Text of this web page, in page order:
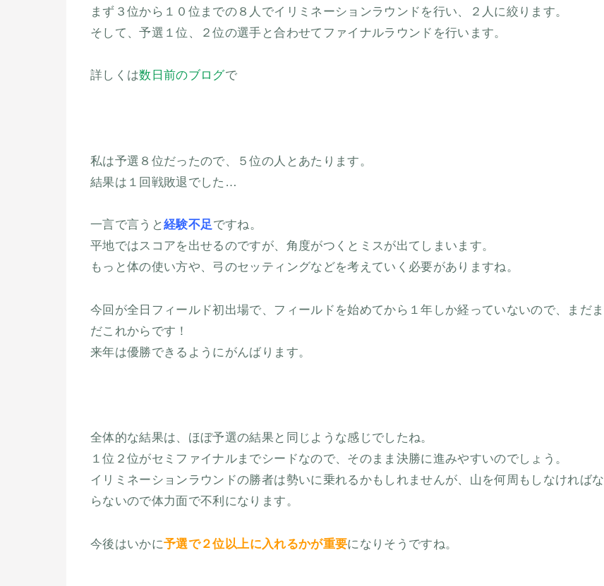
まず３位から１０位までの８人でイリミネーションラウンドを行い、２人に絞ります。
そして、予選１位、２位の選手と合わせてファイナルラウンドを行います。
詳しくは数日前のブログで
私は予選８位だったので、５位の人とあたります。
結果は１回戦敗退でした…
一言で言うと経験不足ですね。
平地ではスコアを出せるのですが、角度がつくとミスが出てしまいます。
もっと体の使い方や、弓のセッティングなどを考えていく必要がありますね。
今回が全日フィールド初出場で、フィールドを始めてから１年しか経っていないので、まだま
だこれからです！
来年は優勝できるようにがんばります。
全体的な結果は、ほぼ予選の結果と同じような感じでしたね。
１位２位がセミファイナルまでシードなので、そのまま決勝に進みやすいのでしょう。
イリミネーションラウンドの勝者は勢いに乗れるかもしれませんが、山を何周もしなければな
らないので体力面で不利になります。
今後はいかに予選で２位以上に入れるかが重要になりそうですね。